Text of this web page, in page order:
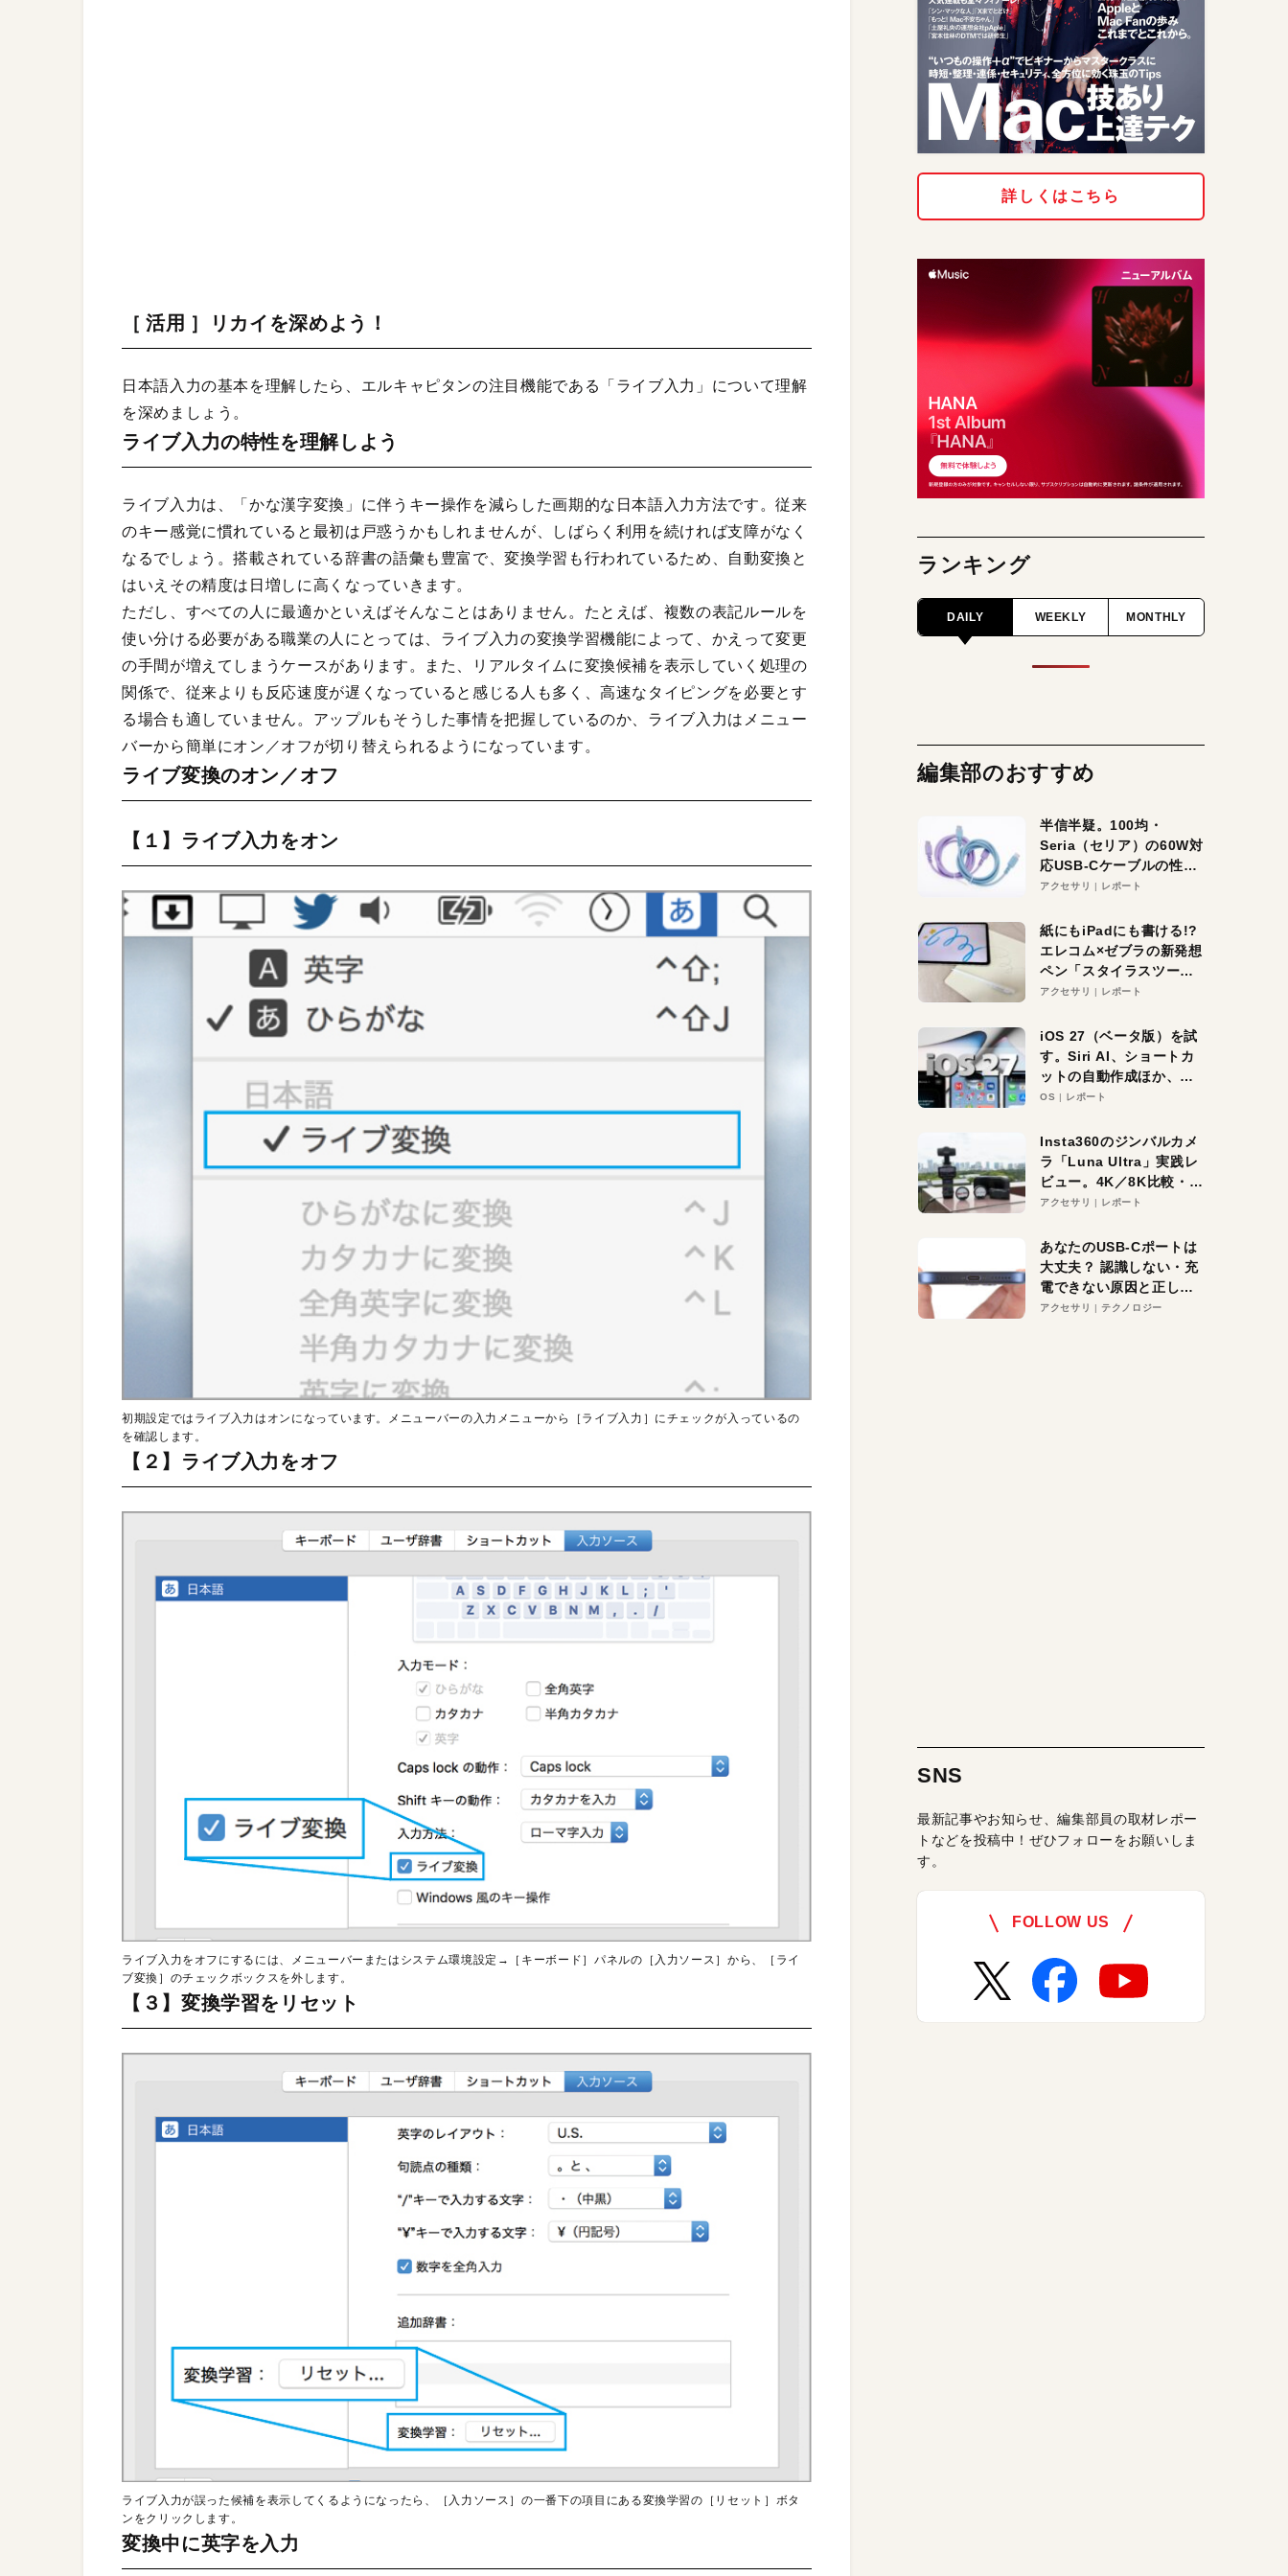
［ 活用 ］リカイを深めよう！
日本語入力の基本を理解したら、エルキャピタンの注目機能である「ライブ入力」について理解
を深めましょう。
ライブ入力の特性を理解しよう
ライブ入力は、「かな漢字変換」に伴うキー操作を減らした画期的な日本語入力方法です。従来
のキー感覚に慣れていると最初は戸惑うかもしれませんが、しばらく利用を続ければ支障がなく
なるでしょう。搭載されている辞書の語彙も豊富で、変換学習も行われているため、自動変換と
はいえその精度は日増しに高くなっていきます。
ただし、すべての人に最適かといえばそんなことはありません。たとえば、複数の表記ルールを
使い分ける必要がある職業の人にとっては、ライブ入力の変換学習機能によって、かえって変更
の手間が増えてしまうケースがあります。また、リアルタイムに変換候補を表示していく処理の
関係で、従来よりも反応速度が遅くなっていると感じる人も多く、高速なタイピングを必要とす
る場合も適していません。アップルもそうした事情を把握しているのか、ライブ入力はメニュー
バーから簡単にオン／オフが切り替えられるようになっています。
ライブ変換のオン／オフ
【１】ライブ入力をオン
初期設定ではライブ入力はオンになっています。メニューバーの入力メニューから［ライブ入力］にチェックが入っているの
を確認します。
【２】ライブ入力をオフ
ライブ入力をオフにするには、メニューバーまたはシステム環境設定→［キーボード］パネルの［入力ソース］から、［ライ
ブ変換］のチェックボックスを外します。
【３】変換学習をリセット
ライブ入力が誤った候補を表示してくるようになったら、［入力ソース］の一番下の項目にある変換学習の［リセット］ボタ
ンをクリックします。
変換中に英字を入力
詳しくはこちら
ランキング
DAILY WEEKLY MONTHLY
編集部のおすすめ
半信半疑。100均・
Seria（セリア）の60W対
応USB-Cケーブルの性能
を検証。超コスパの1本を
アクセサリ レポート
紙にもiPadにも書ける!?
エレコム×ゼブラの新発想
ペン「スタイラスツーウ
ェイ」レビュー。持ち替
アクセサリ レポート
iOS 27（ベータ版）を試
す。Siri AI、ショートカ
ットの自動作成ほか、期
待大の便利機能5選。
る未来はすぐそこ！
OS レポート
Insta360のジンバルカメ
ラ「Luna Ultra」実践レ
ビュー。4K／8K比較・ズ
ーム・夜間撮影をチェッ
アクセサリ レポート
あなたのUSB-Cポートは
大丈夫？ 認識しない・充
電できない原因と正しい
対策
アクセサリ テクノロジー
SNS
最新記事やお知らせ、編集部員の取材レポー
トなどを投稿中！ぜひフォローをお願いしま
す。
FOLLOW US